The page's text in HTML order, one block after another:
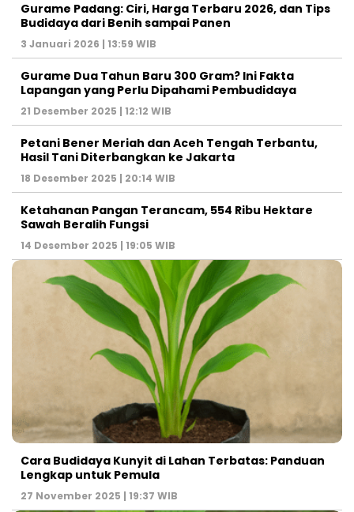
Gurame Padang: Ciri, Harga Terbaru 2026, dan Tips
Budidaya dari Benih sampai Panen
3 Januari 2026 | 13:59 WIB
Gurame Dua Tahun Baru 300 Gram? Ini Fakta
Lapangan yang Perlu Dipahami Pembudidaya
21 Desember 2025 | 12:12 WIB
Petani Bener Meriah dan Aceh Tengah Terbantu,
Hasil Tani Diterbangkan ke Jakarta
18 Desember 2025 | 20:14 WIB
Ketahanan Pangan Terancam, 554 Ribu Hektare
Sawah Beralih Fungsi
14 Desember 2025 | 19:05 WIB
Cara Budidaya Kunyit di Lahan Terbatas: Panduan
Lengkap untuk Pemula
27 November 2025 | 19:37 WIB